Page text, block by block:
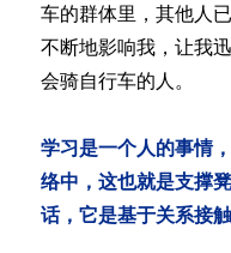
车的群体里，其他人
不断地影响我，让我
会骑自行车的人。
学习是一个人的事情
络中，这也就是支撑
话，它是基于关系接触